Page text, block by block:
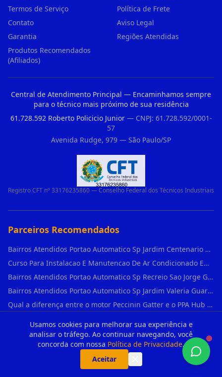
Usamos cookies para melhorar sua experiência e
analisar o tráfego. Ao continuar navegando, você
concorda com nossa Política de Privacidade.
Aceitar
Termos de Serviço
Política de Frete
Contato
Aviso Legal
Garantia
Regiões Atendidas
Produtos Recomendados
(Afiliados)
Central de Atendimento Principal — Encaminhamos sempre
para o técnico mais próximo de sua residência
61.728.592 Roberto Policicio Junior— CNPJ: 61.728.592/0001-
57
Avenida Rudge, 979 — São Paulo/SP
Registro CFT nº 33176235860 — Conselho Federal dos Técnicos Industriais
Parceiros Recomendados
Bairros Atendidos Portao Automatico Sp Jardim Centenario Guarulhos Sp Motor Para Portao Automatico Eletronico
Curso Para Instalacao E Manutencao De Ar Condicionado Em Sao Paulo
Bairros Atendidos Portao Automatico Sp Recreio Sao Jorge Guarulhos Sp Motor Para Portao Automatico Eletronico
Bairros Atendidos Portao Automatico Sp Jardim Valeria Guarulhos Sp Motor Para Portao Automatico Eletronico
Qual a diferença entre o motor Peccinin Gatter e o PPA Hub em Vila Romana?
O que causa o empenamento de um portão basculante e como evitar em Campo Belo?
O que é o "Modo Reversa" e por que ele é fundamental no dia a dia em Itapevi?